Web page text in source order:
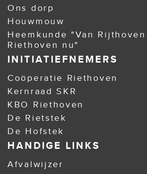
Ons dorp
Houwmouw
Heemkunde "Van
Riethoven nu"
INITIATIEFNEMERS
Coöperatie Riethoven
Kernraad SKR
KBO Riethoven
De Rietstek
De Hofstek
HANDIGE LINKS
Afvalwijzer